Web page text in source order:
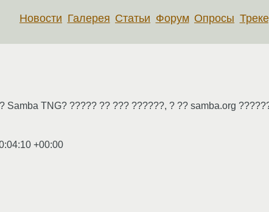
Новости Галерея Статьи Форум Опросы
Samba TNG? ????? ?? ??? ??????, ? ?? samba.org
+00:00